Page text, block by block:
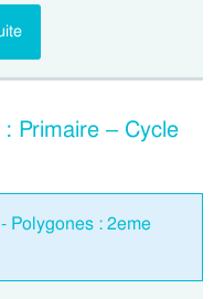
Primaire – Cycle
Polygones : 2eme